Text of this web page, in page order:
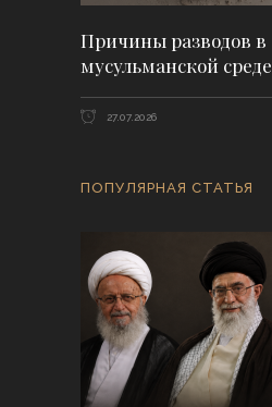
Причины разводов в
мусульманской среде
27.07.2026
ПОПУЛЯРНАЯ СТАТЬЯ